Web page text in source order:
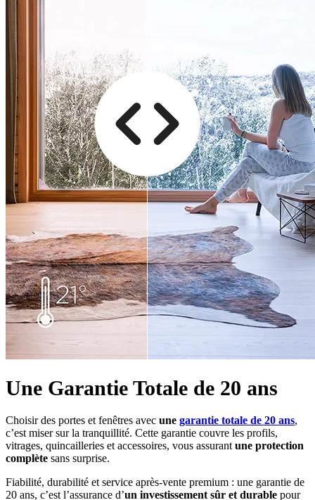
Une Garantie Totale de 20 ans
Choisir des portes et fenêtres avec une garantie totale de 20 ans,
c’est miser sur la tranquillité. Cette garantie couvre les profils,
vitrages, quincailleries et accessoires, vous assurant une protection
complète sans surprise.
Fiabilité, durabilité et service après-vente premium : une garantie de
20 ans, c’est l’assurance d’un investissement sûr et durable pour